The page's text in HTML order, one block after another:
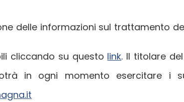
delle informazioni sul trattamento
cliccando su questo link. Il titolare
in ogni momento esercitare i